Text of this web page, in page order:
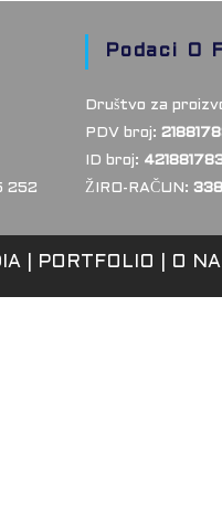
252
Podaci O
Društvo za
PDV broj:
ID broj:
ŽIRO-RAČUN:
PORTFOLIO O